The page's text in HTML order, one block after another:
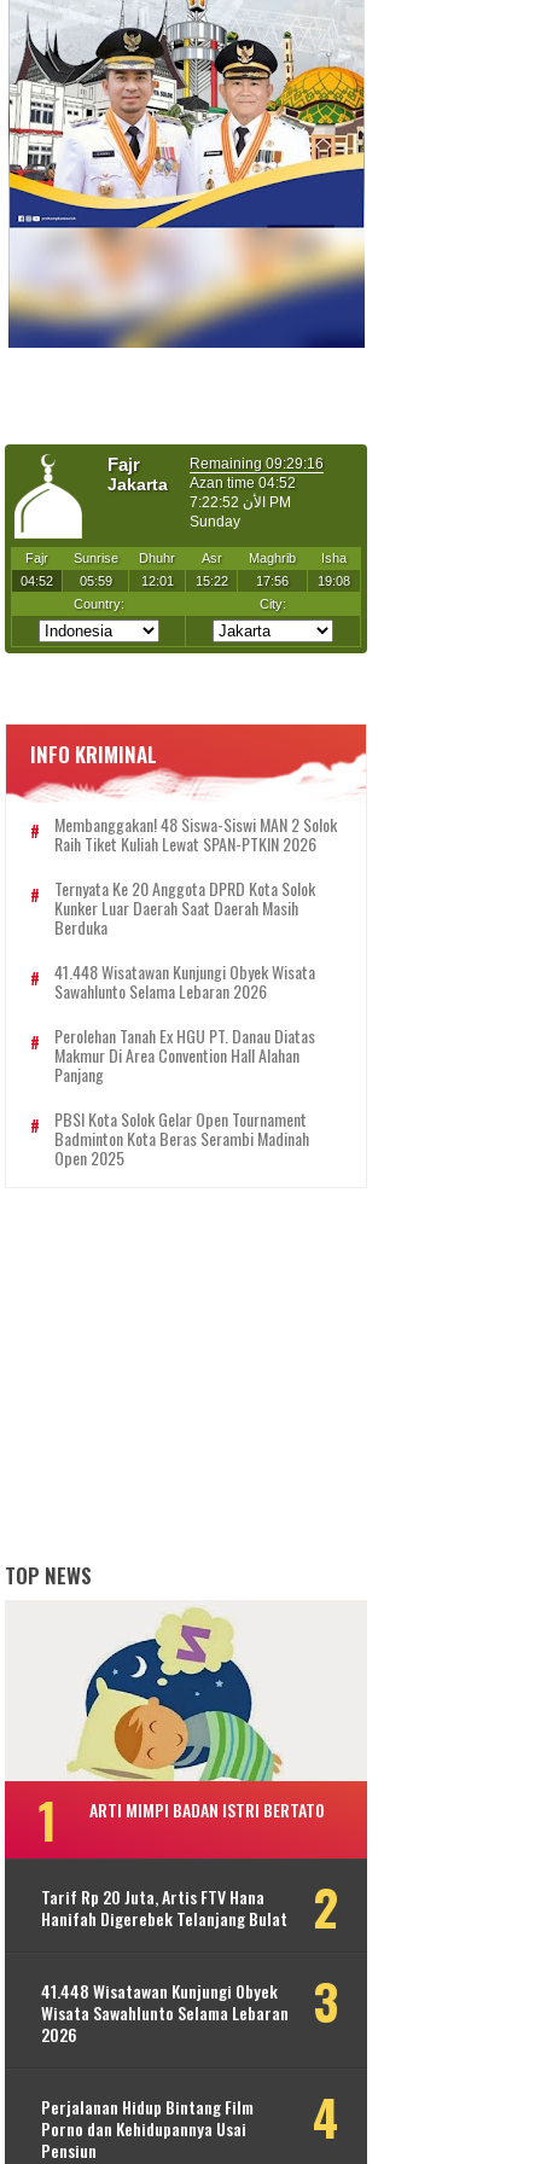
INFO KRIMINAL
Membanggakan! 48 Siswa-Siswi MAN 2 Solok
Raih Tiket Kuliah Lewat SPAN-PTKIN 2026
Ternyata Ke 20 Anggota DPRD Kota Solok
Kunker Luar Daerah Saat Daerah Masih
Berduka
41.448 Wisatawan Kunjungi Obyek Wisata
Sawahlunto Selama Lebaran 2026
Perolehan Tanah Ex HGU PT. Danau Diatas
Makmur Di Area Convention Hall Alahan
Panjang
PBSI Kota Solok Gelar Open Tournament
Badminton Kota Beras Serambi Madinah
Open 2025
TOP NEWS
ARTI MIMPI BADAN ISTRI BERTATO
Tarif Rp 20 Juta, Artis FTV Hana
Hanifah Digerebek Telanjang Bulat
41.448 Wisatawan Kunjungi Obyek
Wisata Sawahlunto Selama Lebaran
2026
Perjalanan Hidup Bintang Film
Porno dan Kehidupannya Usai
Pensiun